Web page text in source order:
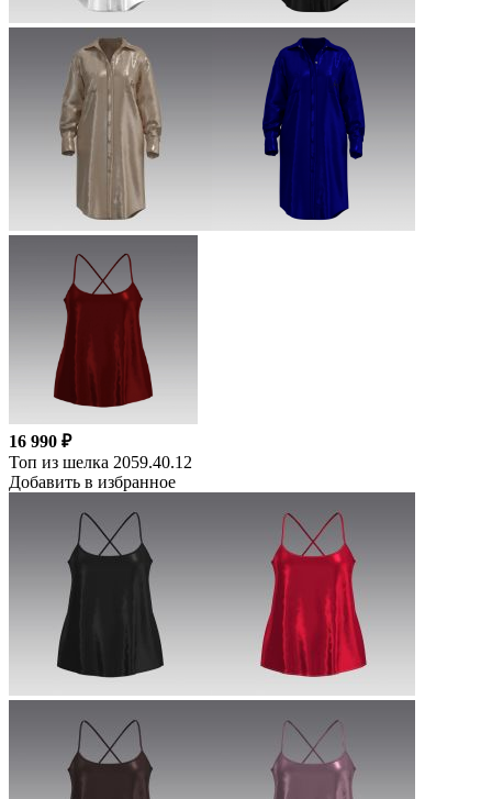
16 990 ₽
Топ из шелка 2059.40.12
Добавить в избранное